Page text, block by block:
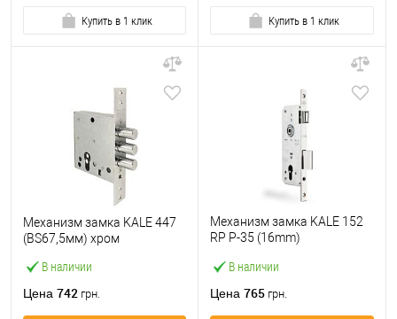
Купить в 1 клик Купить в 1 клик
В наличии
Механизм замка KALE 447
(BS67,5мм) хром
Цена 742 грн.
В наличии
Механизм замка KALE 152
RP P-35 (16mm)
Цена 765 грн.